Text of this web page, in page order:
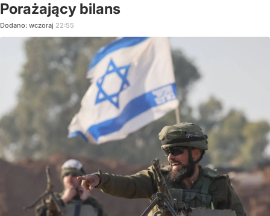
Porażający bilans
Dodano: wczoraj 22:55